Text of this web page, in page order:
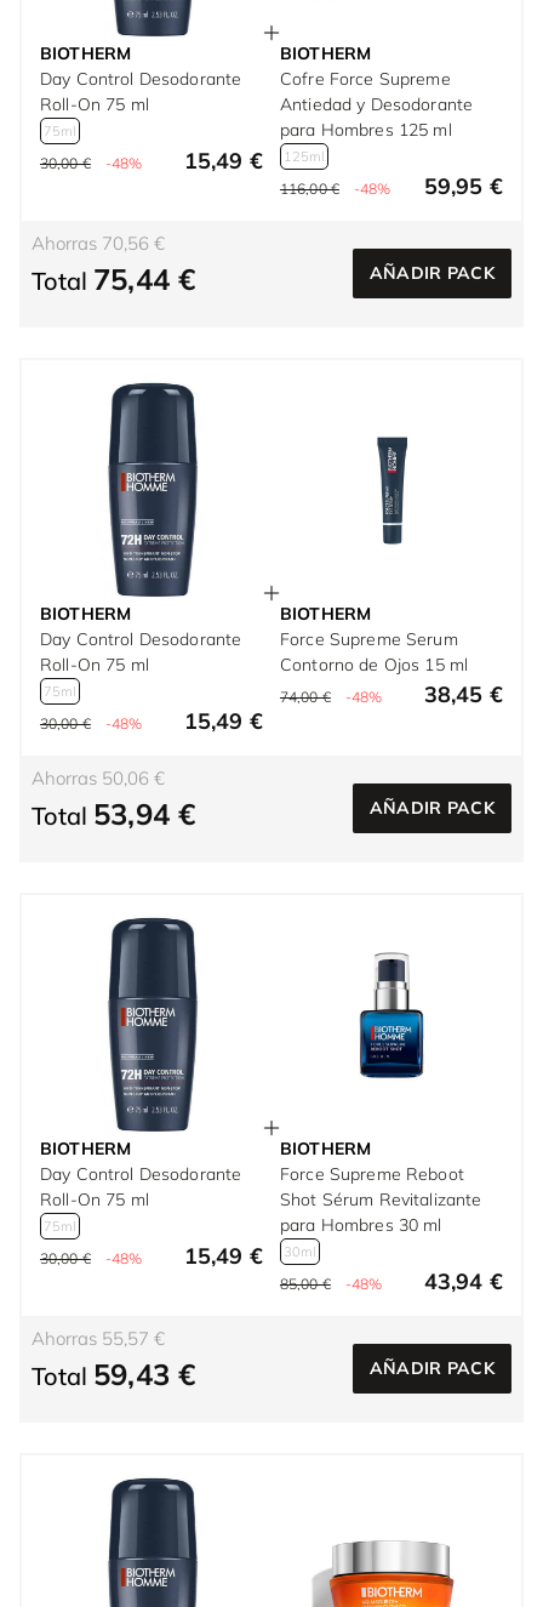
BIOTHERM
Day Control Desodorante
Roll-On 75 ml
75ml
30,00 € -48% 15,49 €
BIOTHERM
Cofre Force Supreme
Antiedad y Desodorante
para Hombres 125 ml
125ml
116,00 € -48% 59,95 €
Ahorras 70,56 €
Total 75,44 € AÑADIR PACK
BIOTHERM
Day Control Desodorante
Roll-On 75 ml
75ml
30,00 € -48% 15,49 €
BIOTHERM
Force Supreme Serum
Contorno de Ojos 15 ml
74,00 € -48% 38,45 €
Ahorras 50,06 €
Total 53,94 € AÑADIR PACK
BIOTHERM
Day Control Desodorante
Roll-On 75 ml
75ml
30,00 € -48% 15,49 €
BIOTHERM
Force Supreme Reboot
Shot Sérum Revitalizante
para Hombres 30 ml
30ml
85,00 € -48% 43,94 €
Ahorras 55,57 €
Total 59,43 € AÑADIR PACK